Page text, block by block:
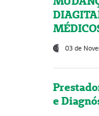
03 de
e